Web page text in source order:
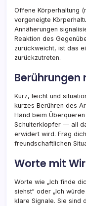
Offene Körperhaltung
vorgeneigte
Annäherungen
Reaktion des
zurückweicht, ist das
zurückzutreten.
Berührungen
Kurz, leicht und
kurzes Berühren des
Hand beim
Schulterklopfer — all
erwidert wird. Frag
freundschaftlichen
Worte mit
Worte wie „Ich finde
siehst“ oder „Ich
klare Signale. Sie sind